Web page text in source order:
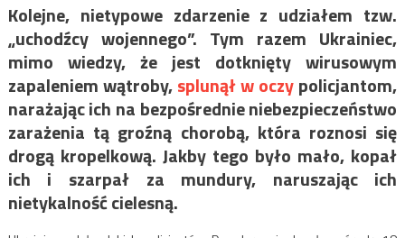
Kolejne, nietypowe zdarzenie z udziałem tzw.
„uchodźcy wojennego”. Tym razem Ukrainiec,
mimo wiedzy, że jest dotknięty wirusowym
zapaleniem wątroby,splunął w oczypolicjantom,
narażając ich na bezpośrednie niebezpieczeństwo
zarażenia tą groźną chorobą, która roznosi się
drogą kropelkową. Jakby tego było mało, kopał
ich i szarpał za mundury, naruszając ich
nietykalność cielesną.